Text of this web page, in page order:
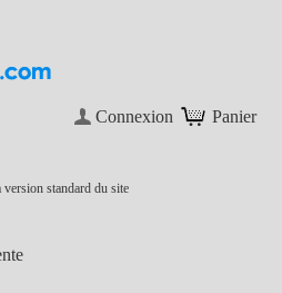
Panier
Connexion
version standard du site